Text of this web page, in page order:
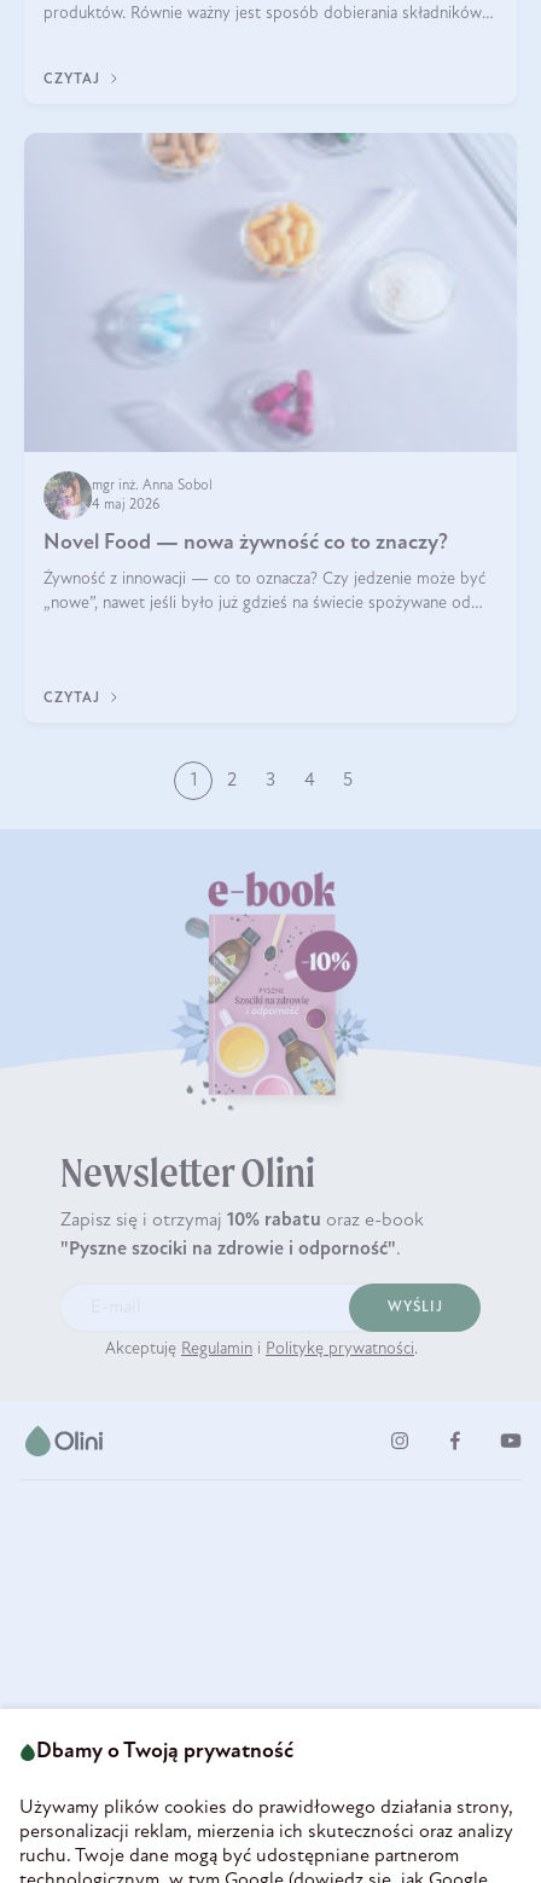
produktów. Równie ważny jest sposób dobierania składników
CZYTAJ
mgr inż. Anna Sobol
4 maj 2026
Novel Food — nowa żywność co to znaczy?
Żywność z innowacji — co to oznacza? Czy jedzenie może być
„nowe”, nawet jeśli było już gdzieś na świecie spożywane od
CZYTAJ
1 2 3 4 5
Newsletter Olini
Zapisz się i otrzymaj 10% rabatu oraz e-book
"Pyszne szociki na zdrowie i odporność".
WYŚLIJ
Akceptuję Regulamin i Politykę prywatności.
58-160 Świebodzice
REGON 890213034
INFORMACJE
Dbamy o Twoją prywatność
Używamy plików cookies do prawidłowego działania strony,
personalizacji reklam, mierzenia ich skuteczności oraz analizy
ruchu. Twoje dane mogą być udostępniane partnerom